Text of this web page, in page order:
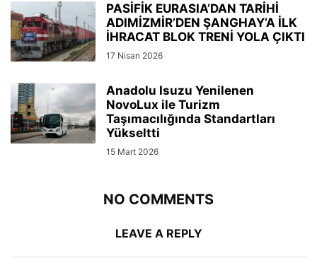
PASİFİK EURASIA’DAN TARİHİ
ADIMİZMİR’DEN ŞANGHAY’A İLK
İHRACAT BLOK TRENİ YOLA ÇIKTI
17 Nisan 2026
Anadolu Isuzu Yenilenen
NovoLux ile Turizm
Taşımacılığında Standartları
Yükseltti
15 Mart 2026
NO COMMENTS
LEAVE A REPLY